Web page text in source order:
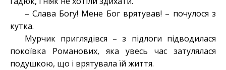
– Слава Богу! Мене Бог врятував! – почулося з
кутка.
Мурчик приглядівся – з підлоги підводилася
покоївка Романових, яка увесь час затулялася
подушкою, що і врятувала їй життя.